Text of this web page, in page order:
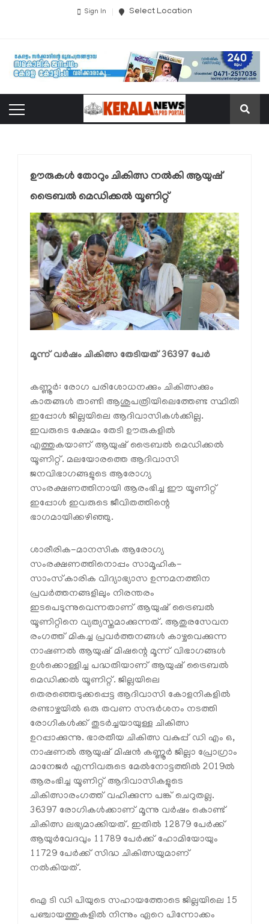
Sign In Select Location
ഊരുകൾ തോറും ചികിത്സ നൽകി ആയുഷ്
ട്രൈബൽ മെഡിക്കൽ യൂണിറ്റ്
മൂന്ന് വർഷം ചികിത്സ തേടിയത് 36397 പേർ
കണ്ണൂർ: രോഗ പരിശോധനക്കും ചികിത്സക്കും
കാതങ്ങൾ താണ്ടി ആശുപത്രിയിലെത്തേണ്ട സ്ഥിതി
ഇപ്പോൾ ജില്ലയിലെ ആദിവാസികൾക്കില്ല.
ഇവരുടെ ക്ഷേമം തേടി ഊരുകളിൽ
എത്തുകയാണ് ആയുഷ് ട്രൈബൽ മെഡിക്കൽ
യൂണിറ്റ്. മലയോരത്തെ ആദിവാസി
ജനവിഭാഗങ്ങളുടെ ആരോഗ്യ
സംരക്ഷണത്തിനായി ആരംഭിച്ച ഈ യൂണിറ്റ്
ഇപ്പോൾ ഇവരുടെ ജീവിതത്തിന്റെ
ഭാഗമായിക്കഴിഞ്ഞു.
ശാരീരിക-മാനസിക ആരോഗ്യ
സംരക്ഷണത്തിനൊപ്പം സാമൂഹിക-
സാംസ്‌കാരിക വിദ്യാഭ്യാസ ഉന്നമനത്തിന
പ്രവർത്തനങ്ങളിലും നിരന്തരം
ഇടപെടുന്നുവെന്നതാണ് ആയുഷ് ട്രൈബൽ
യൂണിറ്റിനെ വ്യത്യസ്തമാക്കുന്നത്. ആതുരസേവന
രംഗത്ത് മികച്ച പ്രവർത്തനങ്ങൾ കാഴ്ചവെക്കുന്ന
നാഷണൽ ആയുഷ് മിഷന്റെ മൂന്ന് വിഭാഗങ്ങൾ
ഉൾക്കൊള്ളിച്ച പദ്ധതിയാണ് ആയുഷ് ട്രൈബൽ
മെഡിക്കൽ യൂണിറ്റ്. ജില്ലയിലെ
തെരഞ്ഞെടുക്കപ്പെട്ട ആദിവാസി കോളനികളിൽ
രണ്ടാഴ്ചയിൽ ഒരു തവണ സന്ദർശനം നടത്തി
രോഗികൾക്ക് തുടർച്ചയായുള്ള ചികിത്സ
ഉറപ്പാക്കുന്നു. ഭാരതീയ ചികിത്സ വകുപ്പ് ഡി എം ഒ,
നാഷണൽ ആയുഷ് മിഷൻ കണ്ണൂർ ജില്ലാ പ്രോഗ്രാം
മാനേജർ എന്നിവരുടെ മേൽനോട്ടത്തിൽ 2019ൽ
ആരംഭിച്ച യൂണിറ്റ് ആദിവാസികളുടെ
ചികിത്സാരംഗത്ത് വഹിക്കുന്ന പങ്ക് ചെറുതല്ല.
36397 രോഗികൾക്കാണ് മൂന്നു വർഷം കൊണ്ട്
ചികിത്സ ലഭ്യമാക്കിയത്. ഇതിൽ 12879 പേർക്ക്
ആയുർവേദവും 11789 പേർക്ക് ഹോമിയോയും
11729 പേർക്ക് സിദ്ധ ചികിത്സയുമാണ്
നൽകിയത്.
ഐ ടി ഡി പിയുടെ സഹായത്തോടെ ജില്ലയിലെ 15
പഞ്ചായത്തുകളിൽ നിന്നും ഏറെ പിന്നോക്കം